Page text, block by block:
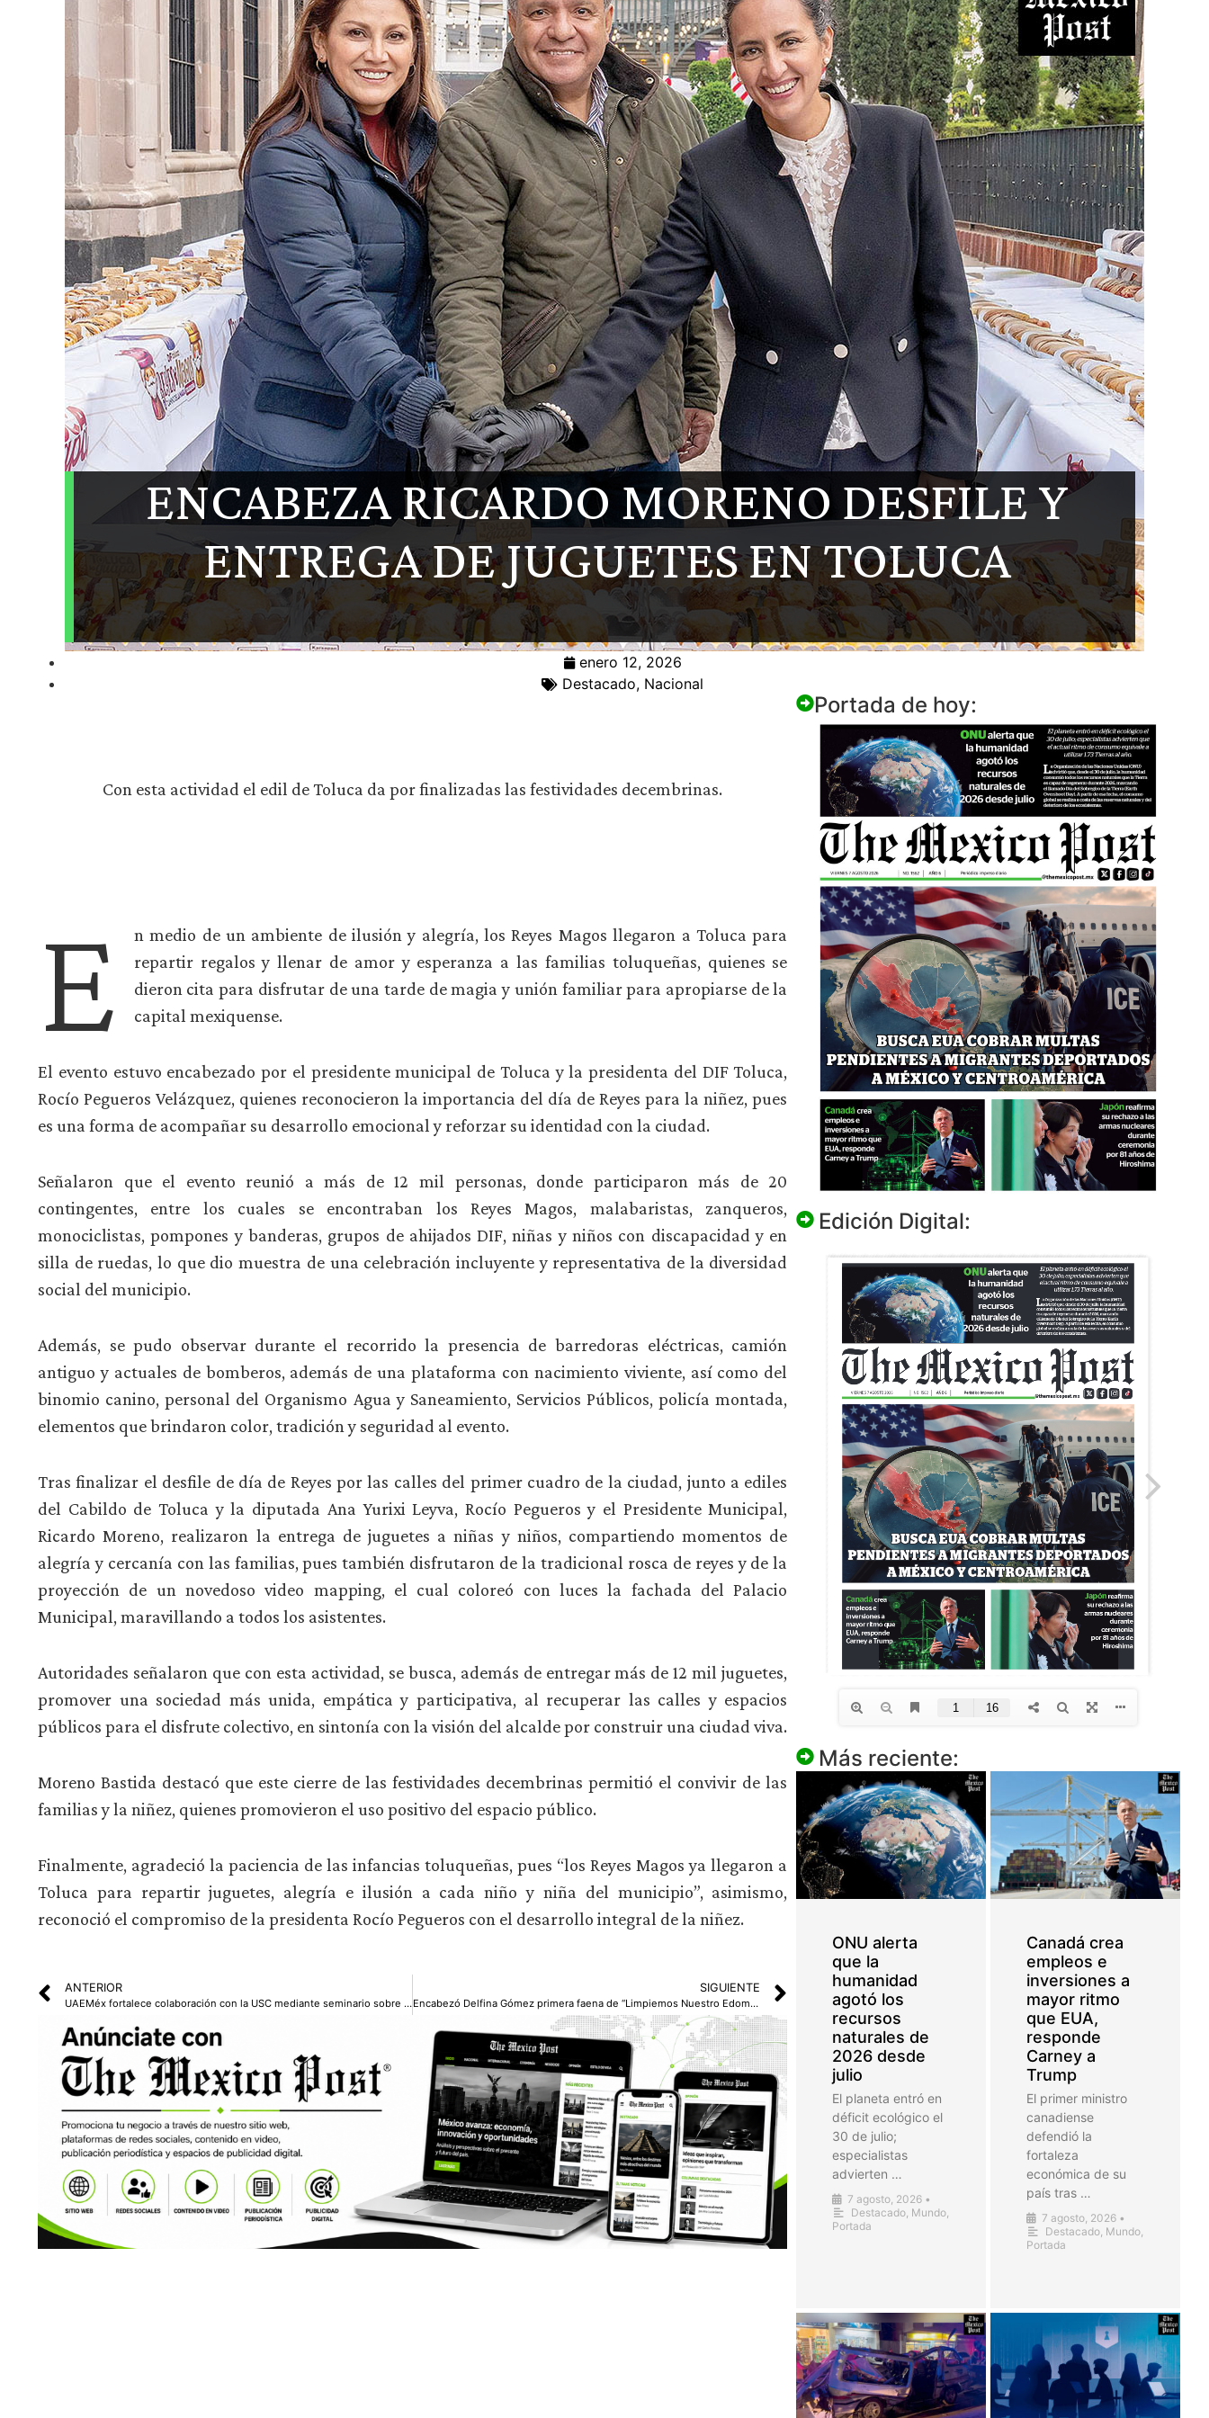
ENCABEZA RICARDO MORENO DESFILE Y
ENTREGA DE JUGUETES EN TOLUCA
enero 12, 2026
Destacado, Nacional
Con esta actividad el edil de Toluca da por finalizadas las festividades decembrinas.
E
n medio de un ambiente de ilusión y alegría, los Reyes Magos llegaron a Toluca para
repartir regalos y llenar de amor y esperanza a las familias toluqueñas, quienes se
dieron cita para disfrutar de una tarde de magia y unión familiar para apropiarse de la
capital mexiquense.
El evento estuvo encabezado por el presidente municipal de Toluca y la presidenta del DIF Toluca,
Rocío Pegueros Velázquez, quienes reconocieron la importancia del día de Reyes para la niñez, pues
es una forma de acompañar su desarrollo emocional y reforzar su identidad con la ciudad.
Señalaron que el evento reunió a más de 12 mil personas, donde participaron más de 20
contingentes, entre los cuales se encontraban los Reyes Magos, malabaristas, zanqueros,
monociclistas, pompones y banderas, grupos de ahijados DIF, niñas y niños con discapacidad y en
silla de ruedas, lo que dio muestra de una celebración incluyente y representativa de la diversidad
social del municipio.
Además, se pudo observar durante el recorrido la presencia de barredoras eléctricas, camión
antiguo y actuales de bomberos, además de una plataforma con nacimiento viviente, así como del
binomio canino, personal del Organismo Agua y Saneamiento, Servicios Públicos, policía montada,
elementos que brindaron color, tradición y seguridad al evento.
Tras finalizar el desfile de día de Reyes por las calles del primer cuadro de la ciudad, junto a ediles
del Cabildo de Toluca y la diputada Ana Yurixi Leyva, Rocío Pegueros y el Presidente Municipal,
Ricardo Moreno, realizaron la entrega de juguetes a niñas y niños, compartiendo momentos de
alegría y cercanía con las familias, pues también disfrutaron de la tradicional rosca de reyes y de la
proyección de un novedoso video mapping, el cual coloreó con luces la fachada del Palacio
Municipal, maravillando a todos los asistentes.
Autoridades señalaron que con esta actividad, se busca, además de entregar más de 12 mil juguetes,
promover una sociedad más unida, empática y participativa, al recuperar las calles y espacios
públicos para el disfrute colectivo, en sintonía con la visión del alcalde por construir una ciudad viva.
Moreno Bastida destacó que este cierre de las festividades decembrinas permitió el convivir de las
familias y la niñez, quienes promovieron el uso positivo del espacio público.
Finalmente, agradeció la paciencia de las infancias toluqueñas, pues “los Reyes Magos ya llegaron a
Toluca para repartir juguetes, alegría e ilusión a cada niño y niña del municipio”, asimismo,
reconoció el compromiso de la presidenta Rocío Pegueros con el desarrollo integral de la niñez.
ANTERIOR
UAEMéx fortalece colaboración con la USC mediante seminario sobre enfermedades del agave
SIGUIENTE
Encabezó Delfina Gómez primera faena de “Limpiemos Nuestro Edoméx” del 2026
Portada de hoy:
Edición Digital:
Más reciente:
ONU alerta
que la
humanidad
agotó los
recursos
naturales de
2026 desde
julio
El planeta entró en
déficit ecológico el
30 de julio;
especialistas
advierten …
7 agosto, 2026 •
Destacado Mundo
Portada
Canadá crea
empleos e
inversiones a
mayor ritmo
que EUA,
responde
Carney a
Trump
El primer ministro
canadiense
defendió la
fortaleza
económica de su
país tras …
7 agosto, 2026 •
Destacado Mundo
Portada